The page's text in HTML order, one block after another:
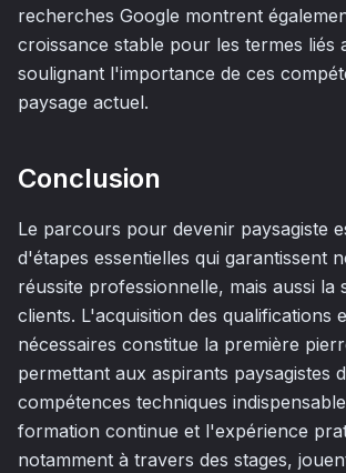
recherches Google montrent
croissance stable pour les termes liés
soulignant l'importance de ces
paysage actuel.
Conclusion
Le parcours pour devenir paysagiste
d'étapes essentielles qui garantissent
réussite professionnelle, mais aussi la
clients. L'acquisition des qualifications
nécessaires constitue la première
permettant aux aspirants paysagistes
compétences techniques
formation continue et l'expérience
notamment à travers des stages,